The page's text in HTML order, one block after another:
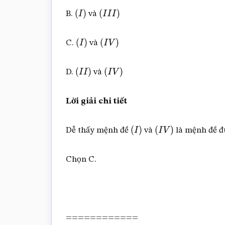
B. (I) và (III)
C. (I) và (IV
D. (II) và (IV
Lời giải chi tiết
Dễ thấy mệnh đề (I) và (IV là mệnh đề
Chọn C.
============